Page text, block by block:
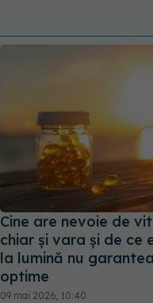
Cine are nevoie de
chiar și vara și de ce
la lumină nu
optime
09 mai 2026, 10:40